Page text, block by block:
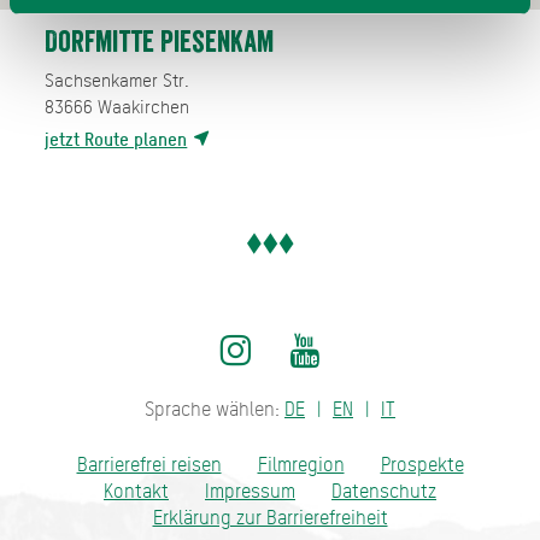
Dorfmitte Piesenkam
Sachsenkamer Str.
83666 Waakirchen
jetzt Route planen
Sprache wählen: DE EN IT
Barrierefrei reisen Filmregion
Prospekte
Kontakt
Impressum
Datenschutz
Erklärung zur Barrierefreiheit